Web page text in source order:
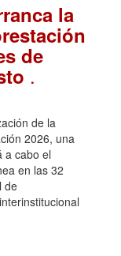
la
de
.
de la
2026, una
a cabo el
en las 32
de